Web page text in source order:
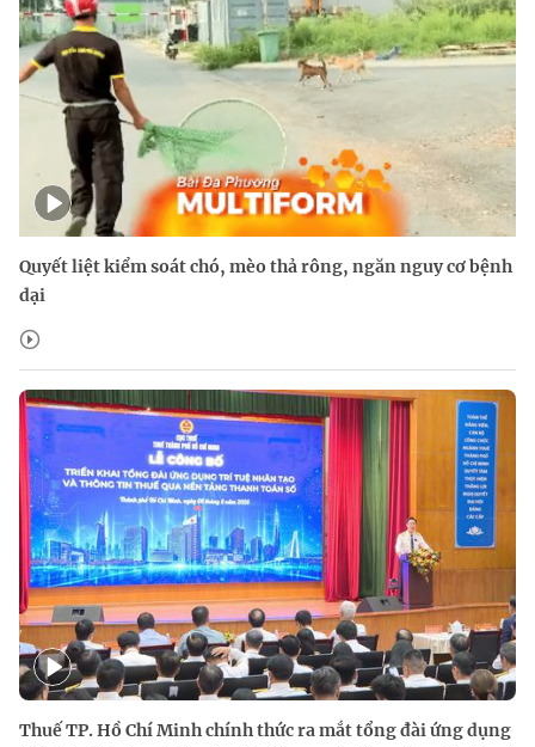
Quyết liệt kiểm soát chó, mèo thả rông, ngăn nguy cơ bệnh
dại
Thuế TP. Hồ Chí Minh chính thức ra mắt tổng đài ứng dụng